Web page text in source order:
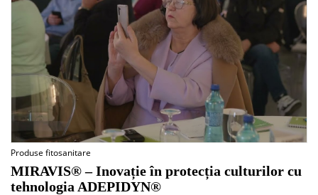
Produse fitosanitare
MIRAVIS® – Inovație în protecția culturilor cu
tehnologia ADEPIDYN®